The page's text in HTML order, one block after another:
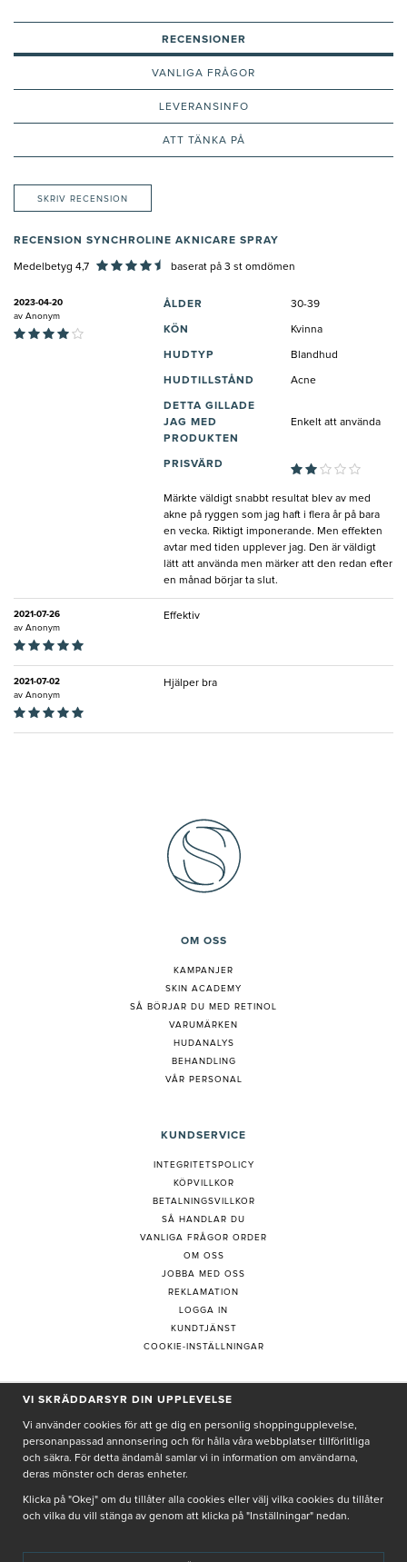
RECENSIONER
VANLIGA FRÅGOR
LEVERANSINFO
ATT TÄNKA PÅ
SKRIV RECENSION
RECENSION SYNCHROLINE AKNICARE SPRAY
Medelbetyg 4,7 baserat på 3 st omdömen
2023-04-20
av Anonym
ÅLDER 30-39
KÖN Kvinna
HUDTYP Blandhud
HUDTILLSTÅND Acne
DETTA GILLADE
JAG MED
PRODUKTEN
Enkelt att använda
PRISVÄRD
Märkte väldigt snabbt resultat blev av med
akne på ryggen som jag haft i flera år på bara
en vecka. Riktigt imponerande. Men effekten
avtar med tiden upplever jag. Den är väldigt
lätt att använda men märker att den redan efter
en månad börjar ta slut.
2021-07-26
av Anonym
Effektiv
2021-07-02
av Anonym
Hjälper bra
OM OSS
KAMPANJER
SKIN ACADEMY
SÅ BÖRJAR DU MED RETINOL
VARUMÄRKEN
HUDANALYS
BEHANDLING
VÅR PERSONAL
KUNDSERVICE
INTEGRITETSPOLICY
KÖPVILLKOR
BETALNINGSVILLKOR
SÅ HANDLAR DU
VANLIGA FRÅGOR ORDER
OM OSS
JOBBA MED OSS
REKLAMATION
LOGGA IN
KUNDTJÄNST
COOKIE-INSTÄLLNINGAR
PRENUMERERA PÅ NYHETSBREV
Genom att ge min e-post, accepterar jag Seth och Sally integritetspolicy
De uppgifter du matar in kommer endast användas till våra nyhetsbrev.
VI SKRÄDDARSYR DIN UPPLEVELSE
Vi använder cookies för att ge dig en personlig shoppingupplevelse,
personanpassad annonsering och för hålla våra webbplatser tillförlitliga
och säkra. För detta ändamål samlar vi in information om användarna,
deras mönster och deras enheter.
Klicka på "Okej" om du tillåter alla cookies eller välj vilka cookies du tillåter
och vilka du vill stänga av genom att klicka på "Inställningar" nedan.